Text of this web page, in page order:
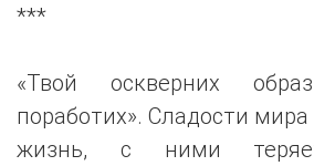
***
«Твой оскверних
поработих». Сладости
жизнь, с ними